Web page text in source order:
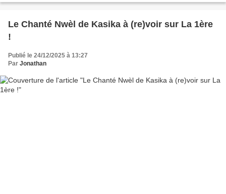
Le Chanté Nwèl de Kasika à (re)voir sur La 1ère
!
Publié le 24/12/2025 à 13:27
Par Jonathan